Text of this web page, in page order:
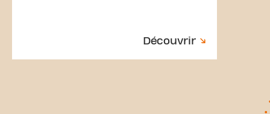
Découvrir